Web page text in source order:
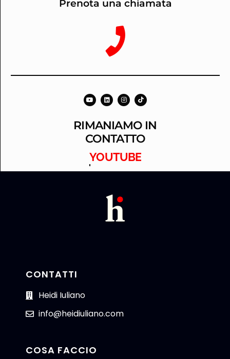
Prenota una chiamata
RIMANIAMO IN
CONTATTO
LINKEDIN
CONTATTI
Heidi Iuliano
info@heidiuliano.com
COSA FACCIO